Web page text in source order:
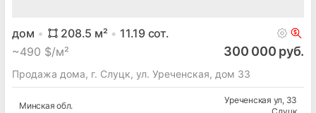
дом 208.5 м² 11.19сот.
~490 $/м² 300 000 руб.
Продажа дома, г. Слуцк, ул. Уреченская, дом 33
Минская обл.
Уреченская ул, 33